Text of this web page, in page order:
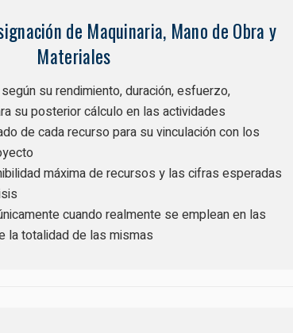
de Maquinaria, Mano de Obra y
Materiales
su rendimiento, duración, esfuerzo,
su posterior cálculo en las actividades
de cada recurso para su vinculación con los
máxima de recursos y las cifras esperadas
cuando realmente se emplean en las
la totalidad de las mismas